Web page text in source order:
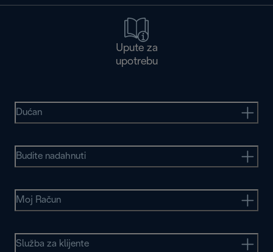
Upute za
upotrebu
Dućan
Budite nadahnuti
Moj Račun
Služba za klijente